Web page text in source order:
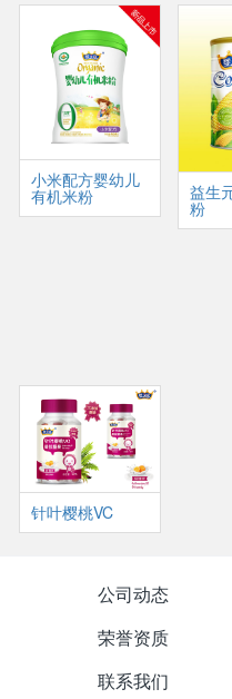
小米配方婴幼儿
有机米粉 益生
粉
针叶樱桃VC
公司动态
荣誉资质
联系我们